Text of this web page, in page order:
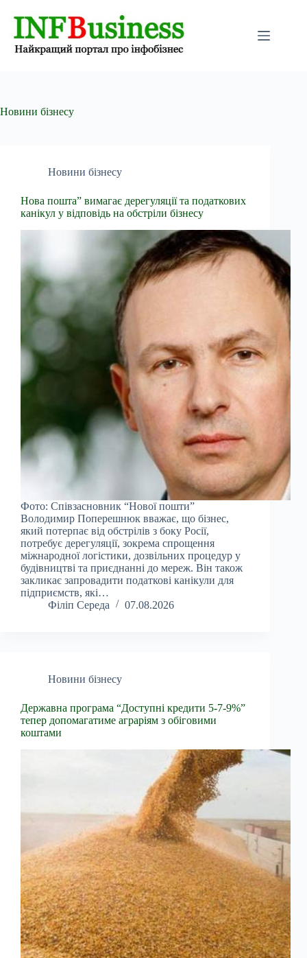
Новини бізнесу
Новини бізнесу
Нова пошта” вимагає дерегуляції та податкових
канікул у відповідь на обстріли бізнесу
Фото: Співзасновник “Нової пошти”
Володимир Поперешнюк вважає, що бізнес,
який потерпає від обстрілів з боку Росії,
потребує дерегуляції, зокрема спрощення
міжнародної логістики, дозвільних процедур у
будівництві та приєднанні до мереж. Він також
закликає запровадити податкові канікули для
підприємств, які…
Філіп Середа
07.08.2026
Новини бізнесу
Державна програма “Доступні кредити 5-7-9%”
тепер допомагатиме аграріям з обіговими
коштами